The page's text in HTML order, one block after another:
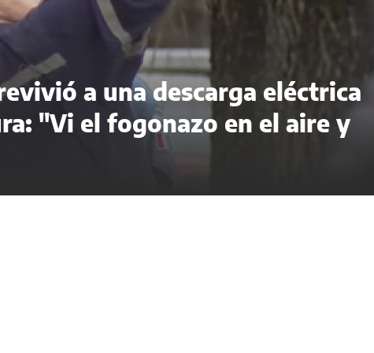
a una descarga eléctrica
"Vi el fogonazo en el aire y